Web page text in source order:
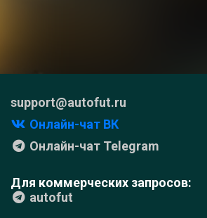
support@autofut.ru
Онлайн-чат ВК
Онлайн-чат Telegram
Для коммерческих запросов:
autofut